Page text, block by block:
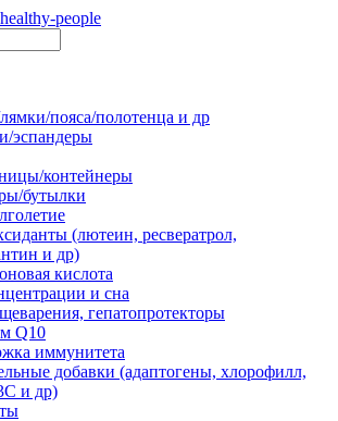
пояса/полотенца и др
эспандеры
контейнеры
бутылки
(лютеин, ресвератрол,
и др)
кислота
и сна
гепатопротекторы
Q10
иммунитета
добавки (адаптогены, хлорофилл,
и др)